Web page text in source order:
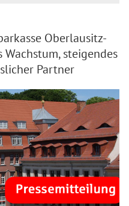
Oberlausitz-
steigendes
Partner